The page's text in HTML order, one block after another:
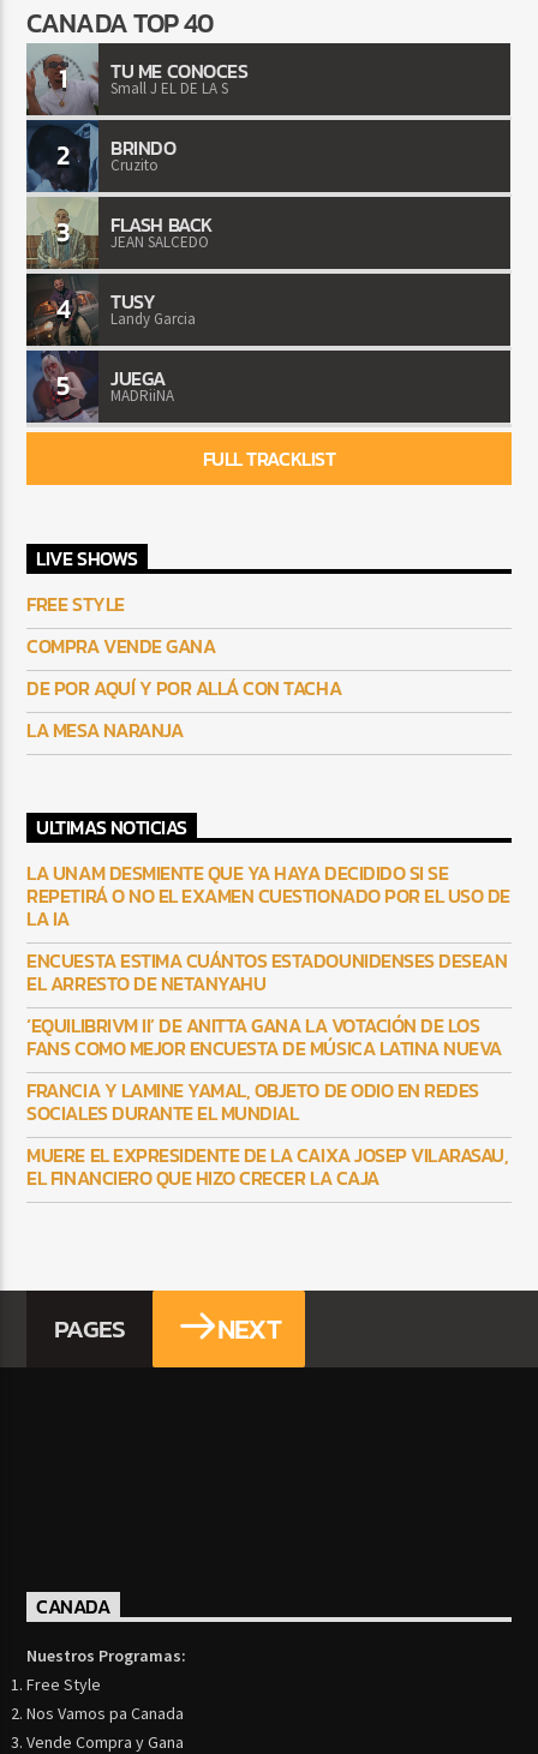
CANADA TOP 40
1 TU ME CONOCES
Small J EL DE LA S
2 BRINDO
Cruzito
3 FLASH BACK
JEAN SALCEDO
4 TUSY
Landy Garcia
5 JUEGA
MADRiiNA
FULL TRACKLIST
LIVE SHOWS
FREE STYLE
COMPRA VENDE GANA
DE POR AQUÍ Y POR ALLÁ CON TACHA
LA MESA NARANJA
ULTIMAS NOTICIAS
LA UNAM DESMIENTE QUE YA HAYA DECIDIDO SI SE
REPETIRÁ O NO EL EXAMEN CUESTIONADO POR EL USO DE
LA IA
ENCUESTA ESTIMA CUÁNTOS ESTADOUNIDENSES DESEAN
EL ARRESTO DE NETANYAHU
‘EQUILIBRIVM II’ DE ANITTA GANA LA VOTACIÓN DE LOS
FANS COMO MEJOR ENCUESTA DE MÚSICA LATINA NUEVA
FRANCIA Y LAMINE YAMAL, OBJETO DE ODIO EN REDES
SOCIALES DURANTE EL MUNDIAL
MUERE EL EXPRESIDENTE DE LA CAIXA JOSEP VILARASAU,
EL FINANCIERO QUE HIZO CRECER LA CAJA
PAGES NEXT
CANADA
Nuestros Programas:
Free Style
Nos Vamos pa Canada
Vende Compra y Gana